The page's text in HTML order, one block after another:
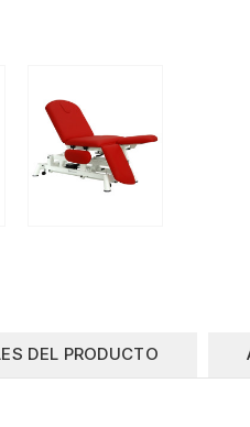
DEL PRODUCTO